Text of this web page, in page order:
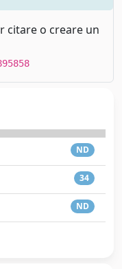
citare o creare un
ND
34
ND